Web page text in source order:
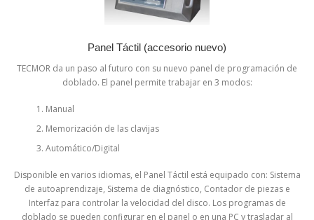
Panel Táctil (accesorio nuevo)
TECMOR da un paso al futuro con su nuevo panel de programación de
doblado. El panel permite trabajar en 3 modos:
Manual
Memorización de las clavijas
Automático/Digital
Disponible en varios idiomas, el Panel Táctil está equipado con: Sistema
de autoaprendizaje, Sistema de diagnóstico, Contador de piezas e
Interfaz para controlar la velocidad del disco. Los programas de
doblado se pueden configurar en el panel o en una PC y trasladar al